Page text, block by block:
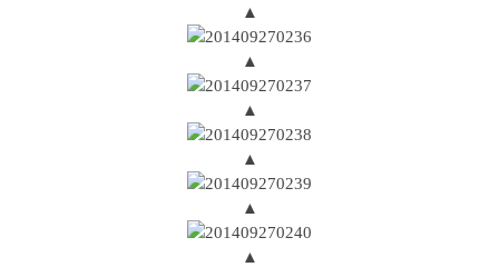
▲
▲
▲
▲
▲
▲